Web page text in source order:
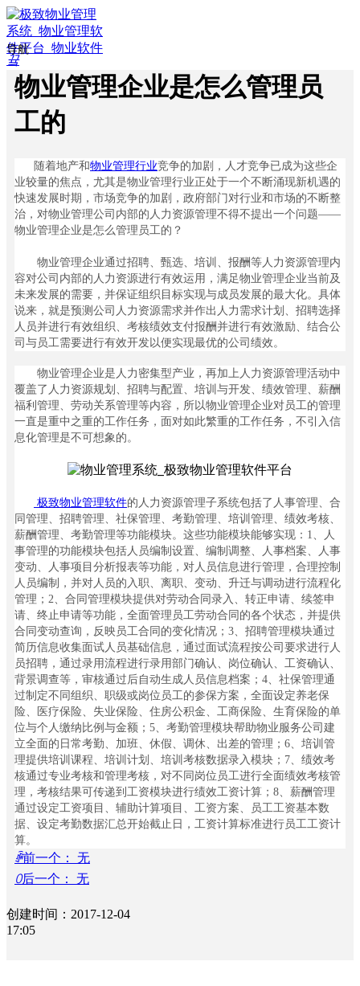
导航
끀
ꀇ
首
页
行
业
方
案
ꀉ
慧
物
业
ꀉ
智
慧
社
区
ꀉ
智
慧
未
来
社
区
ꀉ
数
字
决
策
ꄁ
产
品
方
案
ꀉ
物
业
收
费
ꁹ
收
管
ꀉ
物业管理企业是怎么管理员
工的
随着地产和物业管理行业竞争的加剧，人才竞争已成为这些企
业较量的焦点，尤其是物业管理行业正处于一个不断涌现新机遇的
快速发展时期，市场竞争的加剧，政府部门对行业和市场的不断整
治，对物业管理公司内部的人力资源管理不得不提出一个问题——
物业管理企业是怎么管理员工的？
物业管理企业通过招聘、甄选、培训、报酬等人力资源管理内
容对公司内部的人力资源进行有效运用，满足物业管理企业当前及
未来发展的需要，并保证组织目标实现与成员发展的最大化。具体
说来，就是预测公司人力资源需求并作出人力需求计划、招聘选择
人员并进行有效组织、考核绩效支付报酬并进行有效激励、结合公
司与员工需要进行有效开发以便实现最优的公司绩效。
物业管理企业是人力密集型产业，再加上人力资源管理活动中
覆盖了人力资源规划、招聘与配置、培训与开发、绩效管理、薪酬
福利管理、劳动关系管理等内容，所以物业管理企业对员工的管理
一直是重中之重的工作任务，面对如此繁重的工作任务，不引入信
息化管理是不可想象的。
极致物业管理软件的人力资源管理子系统包括了人事管理、合
同管理、招聘管理、社保管理、考勤管理、培训管理、绩效考核、
薪酬管理、考勤管理等功能模块。这些功能模块能够实现：1、人
事管理的功能模块包括人员编制设置、编制调整、人事档案、人事
变动、人事项目分析报表等功能，对人员信息进行管理，合理控制
人员编制，并对人员的入职、离职、变动、升迁与调动进行流程化
管理；2、合同管理模块提供对劳动合同录入、转正申请、续签申
请、终止申请等功能，全面管理员工劳动合同的各个状态，并提供
合同变动查询，反映员工合同的变化情况；3、招聘管理模块通过
简历信息收集面试人员基础信息，通过面试流程按公司要求进行人
员招聘，通过录用流程进行录用部门确认、岗位确认、工资确认、
背景调查等，审核通过后自动生成人员信息档案；4、社保管理通
过制定不同组织、职级或岗位员工的参保方案，全面设定养老保
险、医疗保险、失业保险、住房公积金、工商保险、生育保险的单
位与个人缴纳比例与金额；5、考勤管理模块帮助物业服务公司建
立全面的日常考勤、加班、休假、调休、出差的管理；6、培训管
理提供培训课程、培训计划、培训考核数据录入模块；7、绩效考
核通过专业考核和管理考核，对不同岗位员工进行全面绩效考核管
理，考核结果可传递到工资模块进行绩效工资计算；8、薪酬管理
通过设定工资项目、辅助计算项目、工资方案、员工工资基本数
据、设定考勤数据汇总开始截止日，工资计算标准进行员工工资计
算。
ꄴ前一个：
无
ꄲ后一个： 无
创建时间： 2017-12-04
17:05